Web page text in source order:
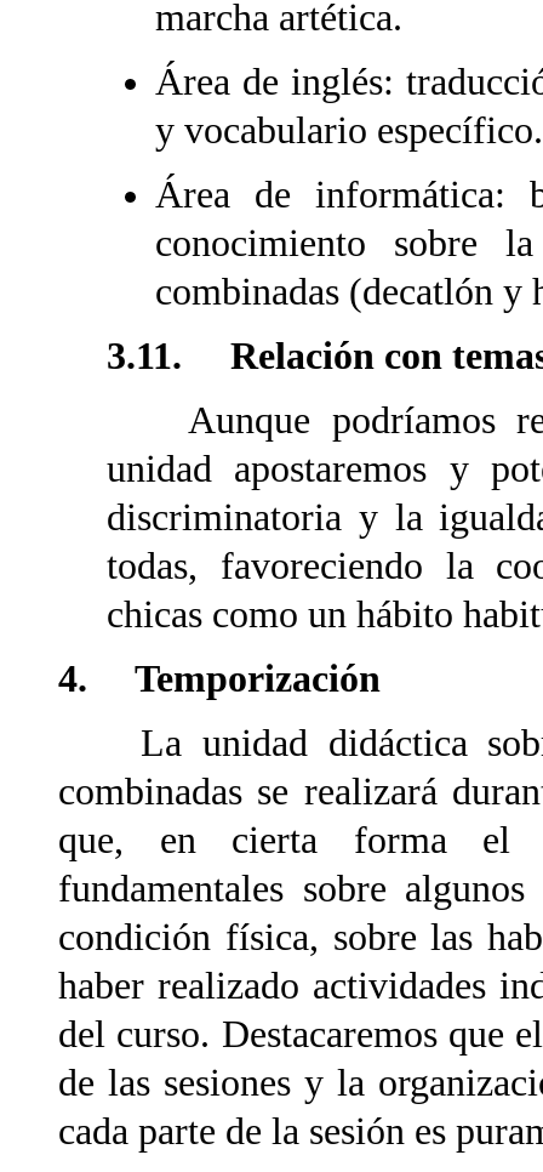
marcha artética.
Área de inglés:
y vocabulario específico.
Área de informática:
conocimiento sobre
combinadas (decatlón y
3.11. Relación con
Aunque podríamos
unidad apostaremos y
discriminatoria y la
todas, favoreciendo la
chicas como un hábito
4. Temporización
La unidad didáctica
combinadas se realizará
que, en cierta forma el
fundamentales sobre
condición física, sobre las
haber realizado actividades
del curso. Destacaremos que
de las sesiones y la
cada parte de la sesión es